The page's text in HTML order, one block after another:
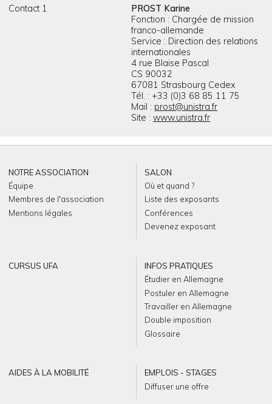
Contact 1
PROST Karine
Fonction : Chargée de mission
franco-allemande
Service : Direction des relations
internationales
4 rue Blaise Pascal
CS 90032
67081 Strasbourg Cedex
Tél. : +33 (0)3 68 85 11 75
Mail : prost@unistra.fr
Site : www.unistra.fr
NOTRE ASSOCIATION
Équipe
Membres de l'association
Mentions légales
SALON
Où et quand ?
Liste des exposants
Conférences
Devenez exposant
CURSUS UFA
INFOS PRATIQUES
Étudier en Allemagne
Postuler en Allemagne
Travailler en Allemagne
Double imposition
Glossaire
AIDES À LA MOBILITÉ
EMPLOIS - STAGES
Diffuser une offre